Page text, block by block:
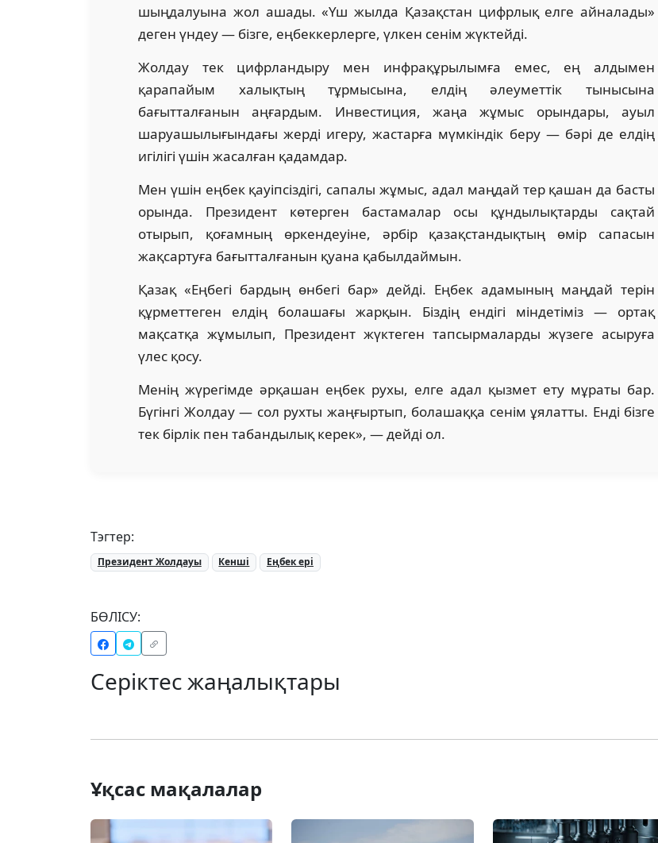
шыңдалуына жол ашады. «Үш жылда Қазақстан цифрлық елге айналады»
деген үндеу — бізге, еңбеккерлерге, үлкен сенім жүктейді.
Жолдау тек цифрландыру мен инфрақұрылымға емес, ең алдымен
қарапайым халықтың тұрмысына, елдің әлеуметтік тынысына
бағытталғанын аңғардым. Инвестиция, жаңа жұмыс орындары, ауыл
шаруашылығындағы жерді игеру, жастарға мүмкіндік беру — бәрі де елдің
игілігі үшін жасалған қадамдар.
Мен үшін еңбек қауіпсіздігі, сапалы жұмыс, адал маңдай тер қашан да басты
орында. Президент көтерген бастамалар осы құндылықтарды сақтай
отырып, қоғамның өркендеуіне, әрбір қазақстандықтың өмір сапасын
жақсартуға бағытталғанын қуана қабылдаймын.
Қазақ «Еңбегі бардың өнбегі бар» дейді. Еңбек адамының маңдай терін
құрметтеген елдің болашағы жарқын. Біздің ендігі міндетіміз — ортақ
мақсатқа жұмылып, Президент жүктеген тапсырмаларды жүзеге асыруға
үлес қосу.
Менің жүрегімде әрқашан еңбек рухы, елге адал қызмет ету мұраты бар.
Бүгінгі Жолдау — сол рухты жаңғыртып, болашаққа сенім ұялатты. Енді бізге
тек бірлік пен табандылық керек», — дейді ол.
Тэгтер:
Президент Жолдауы Кенші Еңбек ері
БӨЛІСУ:
Серіктес жаңалықтары
Ұқсас мақалалар